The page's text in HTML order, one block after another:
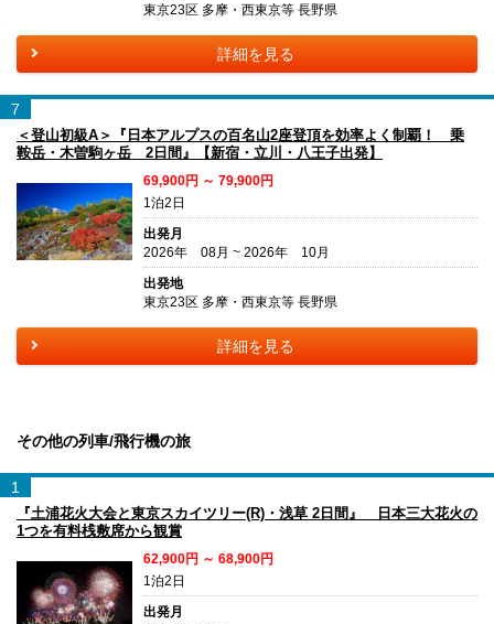
東京23区 多摩・西東京等 長野県
詳細を見る
7
＜登山初級A＞『日本アルプスの百名山2座登頂を効率よく制覇！ 乗
鞍岳・木曽駒ヶ岳 2日間』【新宿・立川・八王子出発】
69,900円 ～ 79,900円
1泊2日
出発月
2026年 08月 ~ 2026年 10月
出発地
東京23区 多摩・西東京等 長野県
詳細を見る
その他の列車/飛行機の旅
1
『土浦花火大会と東京スカイツリー(R)・浅草 2日間』 日本三大花火の
1つを有料桟敷席から観賞
62,900円 ～ 68,900円
1泊2日
出発月